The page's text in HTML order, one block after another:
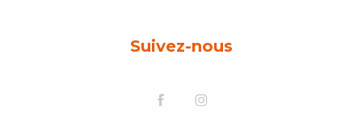
Suivez-nous